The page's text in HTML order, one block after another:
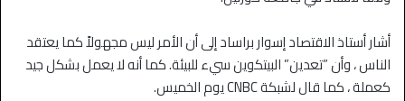
أشار أستاذ الاقتصاد إسوار براساد إلى أن الأمر ليس مجهولاً كما يعتقد
الناس ، وأن ”تعدين” البيتكوين سيء للبيئة. كما أنه لا يعمل بشكل جيد
كعملة ، كما قال لشبكة CNBC يوم الخميس.